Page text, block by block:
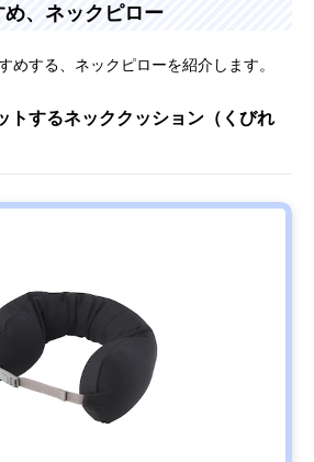
、ネックピロー
めする、ネックピローを紹介します。
トするネッククッション（くびれ